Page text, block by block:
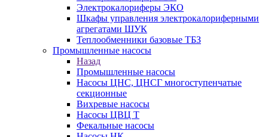
Электрокалориферы ЭКО
Шкафы управления электрокалориферными
агрегатами ШУК
Теплообменники базовые ТБЗ
Промышленные насосы
Назад
Промышленные насосы
Насосы ЦНС, ЦНСГ многоступенчатые
секционные
Вихревые насосы
Насосы ЦВЦ Т
Фекальные насосы